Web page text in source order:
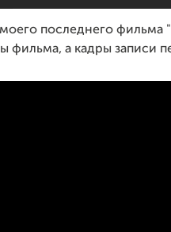
последнего фильма
фильма, а кадры записи